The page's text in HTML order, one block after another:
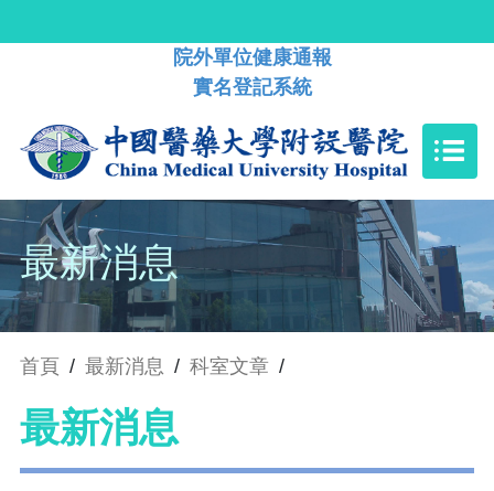
院外單位健康通報
實名登記系統
最新消息
首頁 / 最新消息 / 科室文章 /
最新消息